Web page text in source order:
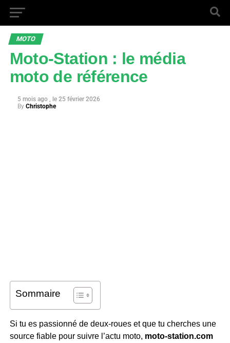
MOTO
Moto-Station : le média
moto de référence
5 mois ago
25 février 2026
By Christophe
Sommaire
Si tu es passionné de deux-roues et que tu cherches une
source fiable pour suivre l’actu moto, moto-station.com